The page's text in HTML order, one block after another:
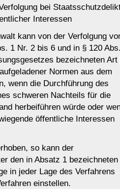
bei
Interessen
kann von der Verfolgung
1 Nr. 2 bis 6 und in § 120
bezeichneten
Normen aus dem
wenn die Durchführung des
schweren Nachteils für die
herbeiführen würde oder
öffentliche Interessen
so kann der
den in Absatz 1 bezeichneten
in jeder Lage des Verfahrens
einstellen.